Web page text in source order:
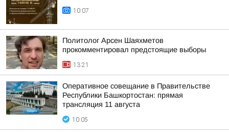
10:07
Политолог Арсен Шаяхметов
прокомментировал предстоящие выборы
13:21
Оперативное совещание в Правительстве
Республики Башкортостан: прямая
трансляция 11 августа
10:05